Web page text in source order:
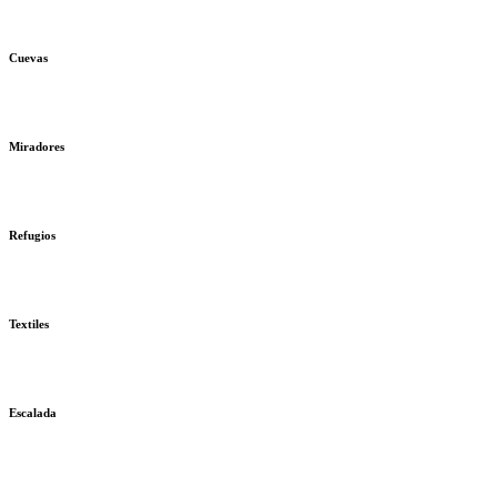
Cuevas
Miradores
Refugios
Textiles
Escalada